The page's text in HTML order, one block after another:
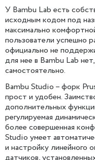
У Bambu Lab есть
исходным кодом под
максимально
пользователи успешно
официально не
для нее в Bambu Lab
самостоятельно.
Bambu Studio – форк
прост и удобен.
дополнительных
регулируемая
более совершенная
Studio умеет
и настройку линейного
датчиков,